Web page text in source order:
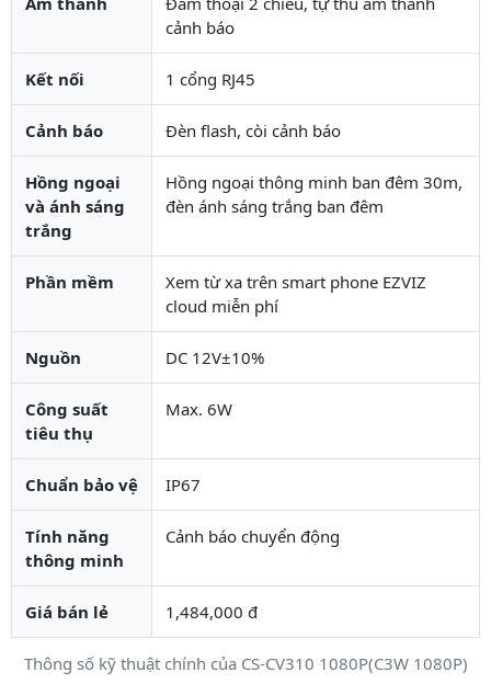
Thông số kỹ thuật chính của CS-CV310 1080P(C3W 1080P)
cảnh báo
Kết nối 1 cổng RJ45
Cảnh báo Đèn flash, còi cảnh báo
Hồng ngoại
và ánh sáng
trắng
Hồng ngoại thông minh ban đêm 30m,
đèn ánh sáng trắng ban đêm
Phần mềm
Xem từ xa trên smart phone EZVIZ
cloud miễn phí
Nguồn DC 12V±10%
Công suất
tiêu thụ
Max. 6W
Chuẩn bảo vệ IP67
Tính năng
thông minh
Cảnh báo chuyển động
Giá bán lẻ 1,484,000 đ